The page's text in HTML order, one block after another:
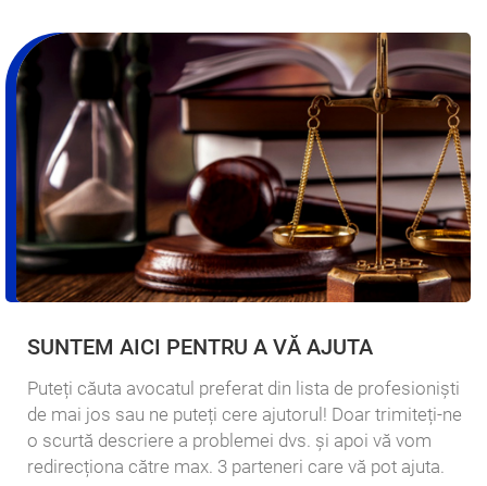
SUNTEM AICI PENTRU A VĂ AJUTA
Puteți căuta avocatul preferat din lista de profesioniști
de mai jos sau ne puteți cere ajutorul! Doar trimiteți-ne
o scurtă descriere a problemei dvs. și apoi vă vom
redirecționa către max. 3 parteneri care vă pot ajuta.